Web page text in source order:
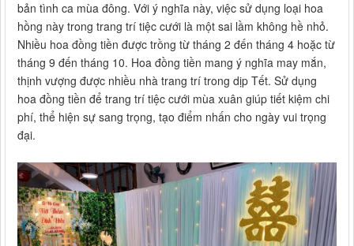
bản tình ca mùa đông. Với ý nghĩa này, việc sử dụng loại hoa
hồng này trong trang trí tiệc cưới là một sai lầm không hề nhỏ.
Nhiều hoa đồng tiền được trồng từ tháng 2 đến tháng 4 hoặc từ
tháng 9 đến tháng 10. Hoa đồng tiền mang ý nghĩa may mắn,
thịnh vượng được nhiều nhà trang trí trong dịp Tết. Sử dụng
hoa đồng tiền để trang trí tiệc cưới mùa xuân giúp tiết kiệm chi
phí, thể hiện sự sang trọng, tạo điểm nhấn cho ngày vui trọng
đại.